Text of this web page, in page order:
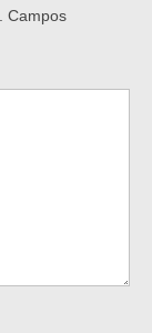
Campos